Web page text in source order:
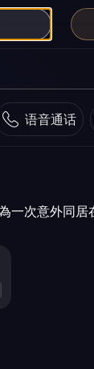
语音通话
一次意外同